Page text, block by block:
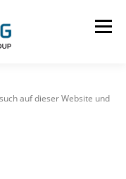
Menü
auf dieser Website und